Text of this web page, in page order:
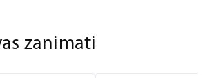
zanimati